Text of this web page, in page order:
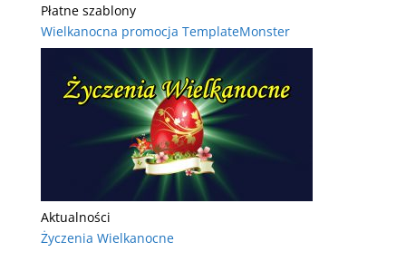
Płatne szablony
Wielkanocna promocja TemplateMonster
Aktualności
Życzenia Wielkanocne